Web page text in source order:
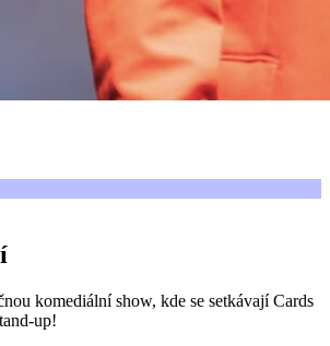
komediální show, kde se setkávají Cards
up!